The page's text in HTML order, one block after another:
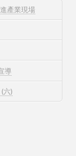
產業現場
導
六)